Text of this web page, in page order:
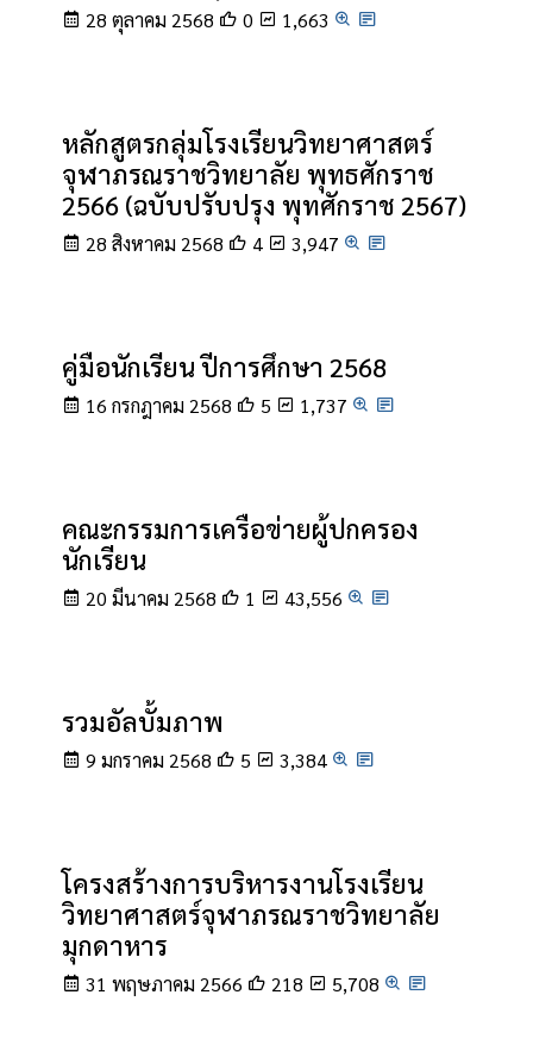
28 ตุลาคม 2568 0 1,663
หลักสูตรกลุ่มโรงเรียนวิทยาศาสตร์
จุฬาภรณราชวิทยาลัย พุทธศักราช
2566 (ฉบับปรับปรุง พุทศักราช 2567)
28 สิงหาคม 2568 4 3,947
คู่มือนักเรียน ปีการศึกษา 2568
16 กรกฎาคม 2568 5 1,737
คณะกรรมการเครือข่ายผู้ปกครอง
นักเรียน
20 มีนาคม 2568 1 43,556
รวมอัลบั้มภาพ
9 มกราคม 2568 5 3,384
โครงสร้างการบริหารงานโรงเรียน
วิทยาศาสตร์จุฬาภรณราชวิทยาลัย
มุกดาหาร
31 พฤษภาคม 2566 218 5,708